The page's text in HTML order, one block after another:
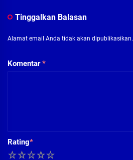
Tinggalkan Balasan
Alamat email Anda tidak akan dipublikasikan.
Komentar*
Rating*
5
4
3
2